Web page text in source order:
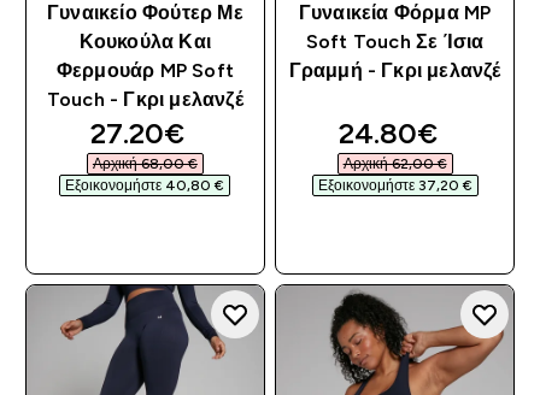
Γυναικείο Φούτερ Με
Κουκούλα Και
Φερμουάρ MP Soft
Touch - Γκρι μελανζέ
discounted price
27.20€‎
Αρχική 68,00 €‎
Εξοικονομήστε 40,80 €‎
Γυναικεία Φόρμα MP
Soft Touch Σε Ίσια
Γραμμή - Γκρι μελανζέ
discounted
24.80€‎
Αρχική 62,00 €‎
Εξοικονομήστε 37,20 €‎